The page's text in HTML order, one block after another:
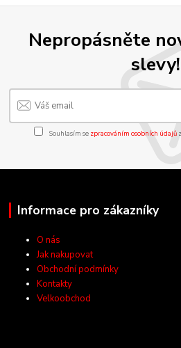
Nepropásněte
slevy!
Souhlasím se zpracováním osobních údajů
Informace pro zákazníky
O nás
Jak nakupovat
Obchodní podmínky
Kontakty
Velkoobchod